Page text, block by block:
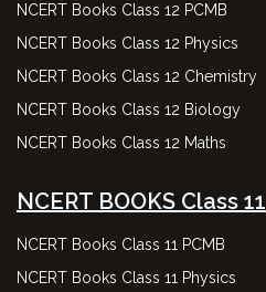
NCERT Books Class 12 PCMB
NCERT Books Class 12 Physics
NCERT Books Class 12 Chemistry
NCERT Books Class 12 Biology
NCERT Books Class 12 Maths
NCERT BOOKS Class 11
NCERT Books Class 11 PCMB
NCERT Books Class 11 Physics